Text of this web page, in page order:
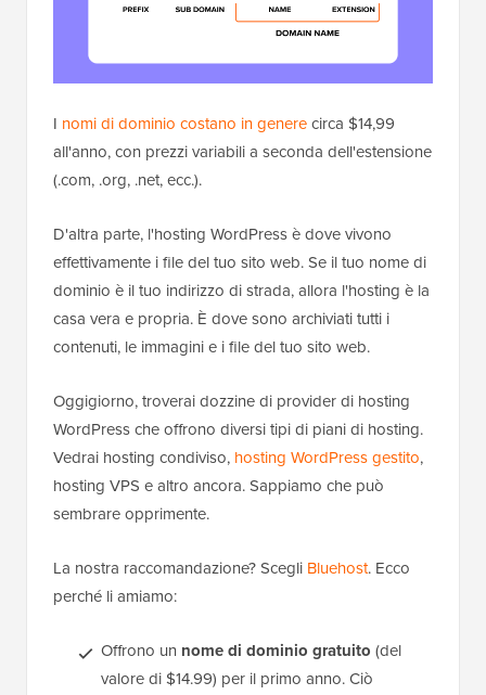
I nomi di dominio costano in generecirca $14,99
all'anno, con prezzi variabili a seconda dell'estensione
(.com, .org, .net, ecc.).
D'altra parte, l'hosting WordPress è dove vivono
effettivamente i file del tuo sito web. Se il tuo nome di
dominio è il tuo indirizzo di strada, allora l'hosting è la
casa vera e propria. È dove sono archiviati tutti i
contenuti, le immagini e i file del tuo sito web.
Oggigiorno, troverai dozzine di provider di hosting
WordPress che offrono diversi tipi di piani di hosting.
Vedrai hosting condiviso, hosting WordPress gestito,
hosting VPS e altro ancora. Sappiamo che può
sembrare opprimente.
La nostra raccomandazione? Scegli Bluehost. Ecco
perché li amiamo:
Offrono un nome di dominio gratuito (del
valore di $14.99) per il primo anno. Ciò